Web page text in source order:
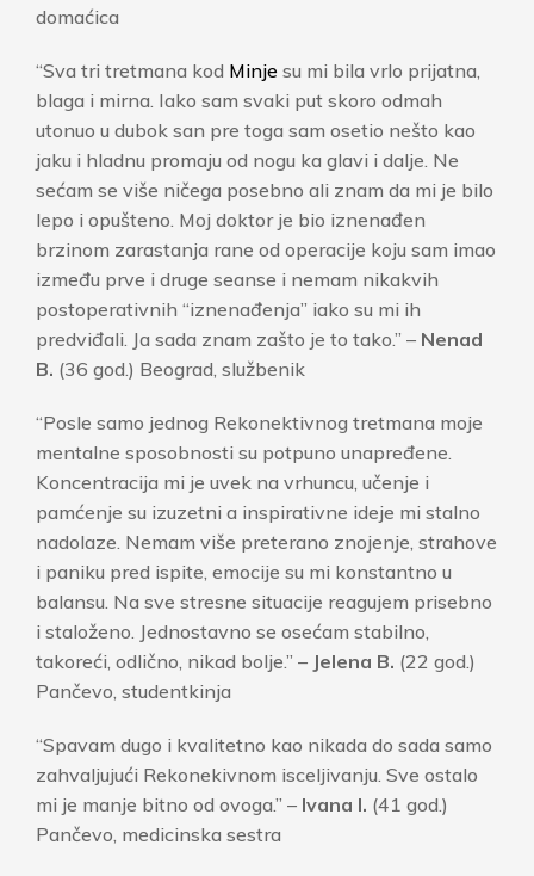
domaćica
“Sva tri tretmana kod Minje su mi bila vrlo prijatna,
blaga i mirna. Iako sam svaki put skoro odmah
utonuo u dubok san pre toga sam osetio nešto kao
jaku i hladnu promaju od nogu ka glavi i dalje. Ne
sećam se više ničega posebno ali znam da mi je bilo
lepo i opušteno. Moj doktor je bio iznenađen
brzinom zarastanja rane od operacije koju sam imao
između prve i druge seanse i nemam nikakvih
postoperativnih “iznenađenja” iako su mi ih
predviđali. Ja sada znam zašto je to tako.” – Nenad
B. (36 god.) Beograd, službenik
“Posle samo jednog Rekonektivnog tretmana moje
mentalne sposobnosti su potpuno unapređene.
Koncentracija mi je uvek na vrhuncu, učenje i
pamćenje su izuzetni a inspirativne ideje mi stalno
nadolaze. Nemam više preterano znojenje, strahove
i paniku pred ispite, emocije su mi konstantno u
balansu. Na sve stresne situacije reagujem prisebno
i staloženo. Jednostavno se osećam stabilno,
takoreći, odlično, nikad bolje.” – Jelena B. (22 god.)
Pančevo, studentkinja
“Spavam dugo i kvalitetno kao nikada do sada samo
zahvaljujući Rekonekivnom isceljivanju. Sve ostalo
mi je manje bitno od ovoga.” – Ivana I. (41 god.)
Pančevo, medicinska sestra